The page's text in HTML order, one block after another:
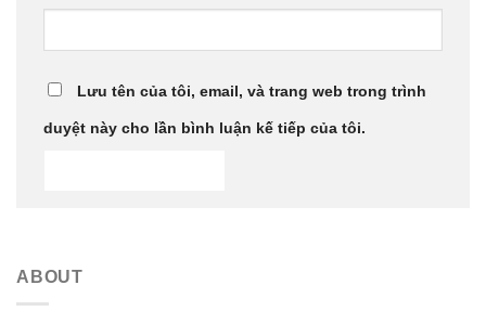
Lưu tên của tôi, email, và trang web trong trình
duyệt này cho lần bình luận kế tiếp của tôi.
ABOUT